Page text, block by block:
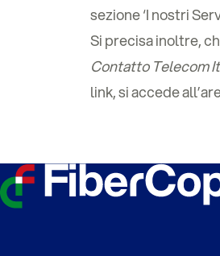
sezione ‘I nostri
Si precisa inoltre,
Contatto Telecom
link, si accede